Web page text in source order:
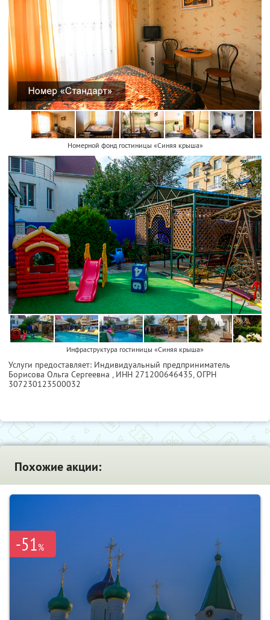
Номерной фонд гостиницы «Синяя крыша»
Инфраструктура гостиницы «Синяя крыша»
Услуги предоставляет: Индивидуальный предприниматель
Борисова Ольга Сергеевна , ИНН 271200646435, ОГРН
307230123500032
Похожие акции:
-51%